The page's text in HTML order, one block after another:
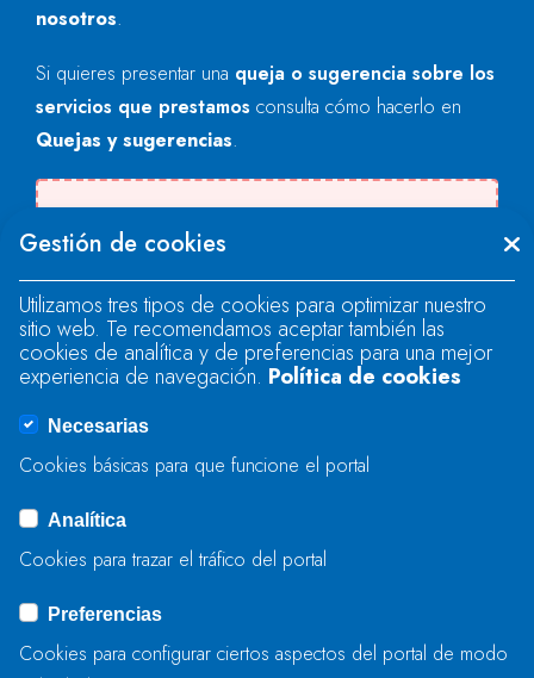
nosotros.
Si quieres presentar una queja o sugerencia sobre los
servicios que prestamos consulta cómo hacerlo en
Quejas y sugerencias.
"text" field.
There was an error when loading the
"text" field.
There was an error when loading the
BIDALI
Gestión de cookies
Utilizamos tres tipos de cookies para optimizar nuestro
sitio web. Te recomendamos aceptar también las
cookies de analítica y de preferencias para una mejor
experiencia de navegación. Política de cookies
Necesarias
Cookies básicas para que funcione el portal
Analítica
Cookies para trazar el tráfico del portal
Preferencias
Cookies para configurar ciertos aspectos del portal de modo